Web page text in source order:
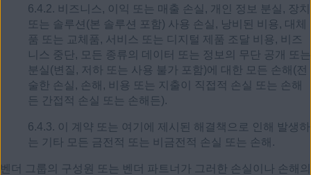
6.4.2. 비즈니스, 이익 또는 매출 손실, 개인 정보 분실, 장치
또는 솔루션(본 솔루션 포함) 사용 손실, 낭비된 비용, 대체
품 또는 교체품, 서비스 또는 디지털 제품 조달 비용, 비즈
니스 중단, 모든 종류의 데이터 또는 정보의 무단 공개 또는
분실(변질, 저하 또는 사용 불가 포함)에 대한 모든 손해(전
술한 손실, 손해, 비용 또는 지출이 직접적 손실 또는 손해
든 간접적 손실 또는 손해든).
6.4.3. 이 계약 또는 여기에 제시된 해결책으로 인해 발생하
는 기타 모든 금전적 또는 비금전적 손실 또는 손해.
벤더 그룹의 구성원 또는 벤더 파트너가 그러한 손실이나 손해의